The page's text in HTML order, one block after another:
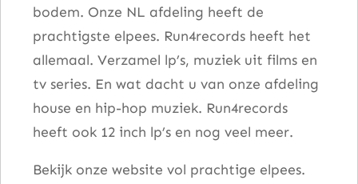
bodem. Onze NL afdeling heeft de
prachtigste elpees. Run4records heeft het
allemaal. Verzamel lp’s, muziek uit films en
tv series. En wat dacht u van onze afdeling
house en hip-hop muziek. Run4records
heeft ook 12 inch lp’s en nog veel meer.
Bekijk onze website vol prachtige elpees.